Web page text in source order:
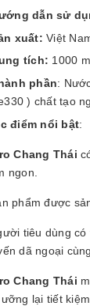
dẫn sử
xuất: Việt
tích: 1000
phần:
) chất tạo
điểm nổi bật:
Chang Thái
ngon.
phẩm được
tiêu dùng
dã ngoại
Chang Thái
lại tiết